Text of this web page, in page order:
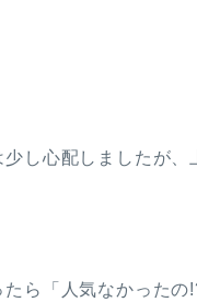
し心配しましたが、
ら「人気なかった